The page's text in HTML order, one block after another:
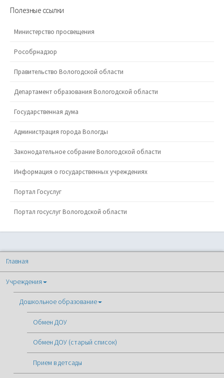
Полезные ссылки
Министерство просвещения
Рособрнадзор
Правительство Вологодской области
Департамент образования Вологодской области
Государственная дума
Администрация города Вологды
Законодательное собрание Вологодской области
Информация о государственных учреждениях
Портал Госуслуг
Портал госуслуг Вологодской области
Главная
Учреждения
Дошкольное образование
Обмен ДОУ
Обмен ДОУ (старый список)
Прием в детсады